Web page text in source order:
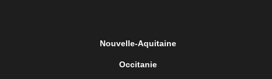
Nouvelle-Aquitaine
Occitanie